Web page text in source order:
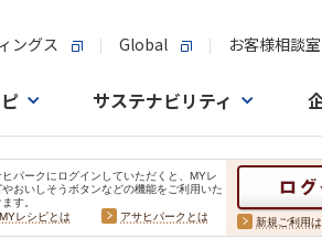
ングス Global お客様相談室
サステナビリティ
ヒパークにログインしていただくと、MYレ
やおいしそうボタンなどの機能をご利用いた
す。
MYレシピとは
アサヒパークとは 新規ご利用